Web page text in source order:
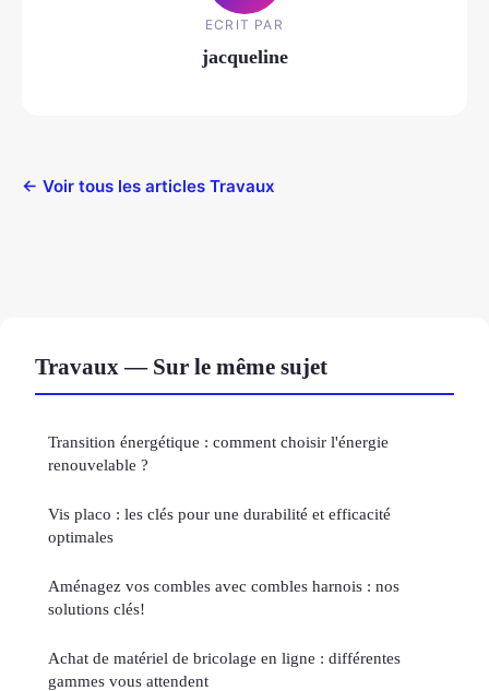
ECRIT PAR
jacqueline
← Voir tous les articles Travaux
Travaux — Sur le même sujet
Transition énergétique : comment choisir l'énergie
renouvelable ?
Vis placo : les clés pour une durabilité et efficacité
optimales
Aménagez vos combles avec combles harnois : nos
solutions clés!
Achat de matériel de bricolage en ligne : différentes
gammes vous attendent